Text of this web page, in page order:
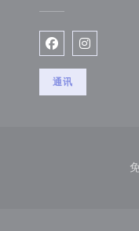
Facebook ((在
通讯